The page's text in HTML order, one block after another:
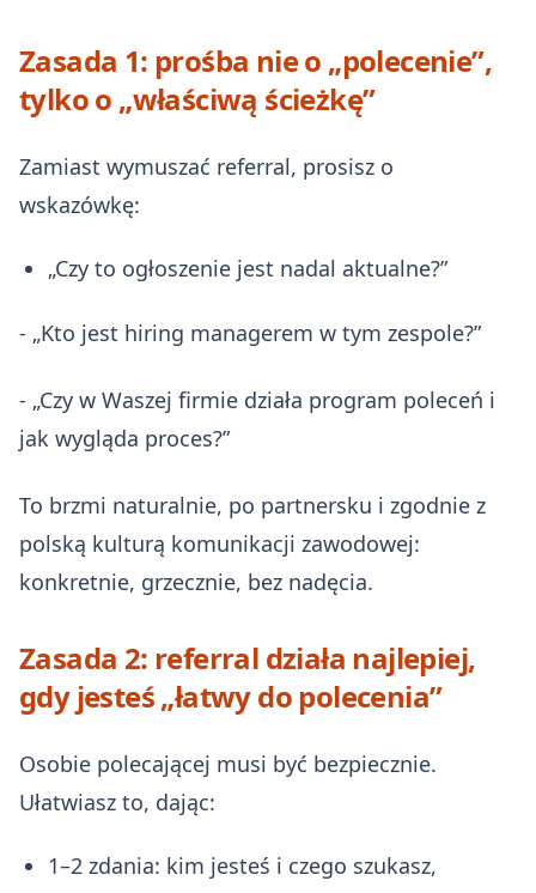
Zasada 1: prośba nie o „polecenie”,
tylko o „właściwą ścieżkę”
Zamiast wymuszać referral, prosisz o
wskazówkę:
„Czy to ogłoszenie jest nadal aktualne?”
- „Kto jest hiring managerem w tym zespole?”
- „Czy w Waszej firmie działa program poleceń i
jak wygląda proces?”
To brzmi naturalnie, po partnersku i zgodnie z
polską kulturą komunikacji zawodowej:
konkretnie, grzecznie, bez nadęcia.
Zasada 2: referral działa najlepiej,
gdy jesteś „łatwy do polecenia”
Osobie polecającej musi być bezpiecznie.
Ułatwiasz to, dając:
1–2 zdania: kim jesteś i czego szukasz,